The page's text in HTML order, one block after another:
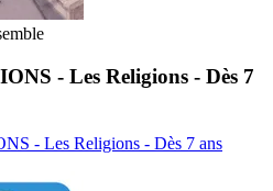
- Les Religions - Dès 7
- Les Religions - Dès 7 ans